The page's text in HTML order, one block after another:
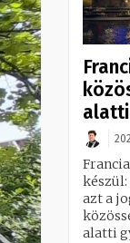
azt a
alatti